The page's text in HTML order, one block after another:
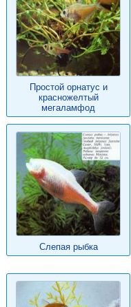
Простой орнатус и
красножелтый
мегаламфод
Слепая рыбка